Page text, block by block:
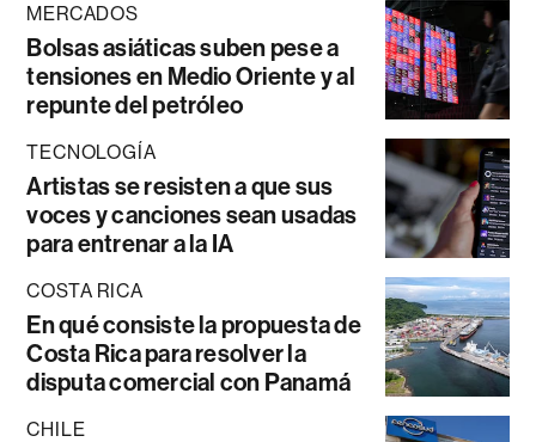
MERCADOS
Bolsas asiáticas suben pese a
tensiones en Medio Oriente y al
repunte del petróleo
TECNOLOGÍA
Artistas se resisten a que sus
voces y canciones sean usadas
para entrenar a la IA
COSTA RICA
En qué consiste la propuesta de
Costa Rica para resolver la
disputa comercial con Panamá
CHILE